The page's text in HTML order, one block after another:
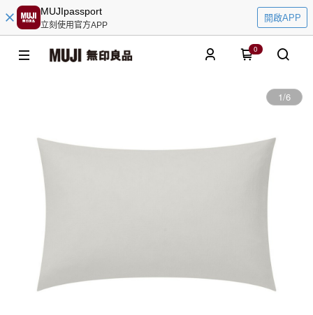
MUJIpassport
立刻使用官方APP
開啟APP
0
1/6